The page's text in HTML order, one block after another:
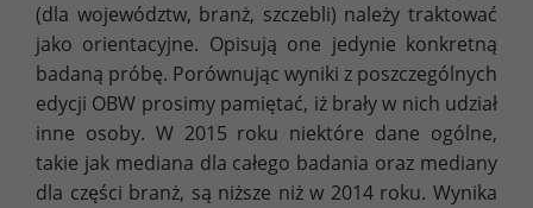
(dla województw, branż, szczebli) należy traktować
jako orientacyjne. Opisują one jedynie konkretną
badaną próbę. Porównując wyniki z poszczególnych
edycji OBW prosimy pamiętać, iż brały w nich udział
inne osoby. W 2015 roku niektóre dane ogólne,
takie jak mediana dla całego badania oraz mediany
dla części branż, są niższe niż w 2014 roku. Wynika